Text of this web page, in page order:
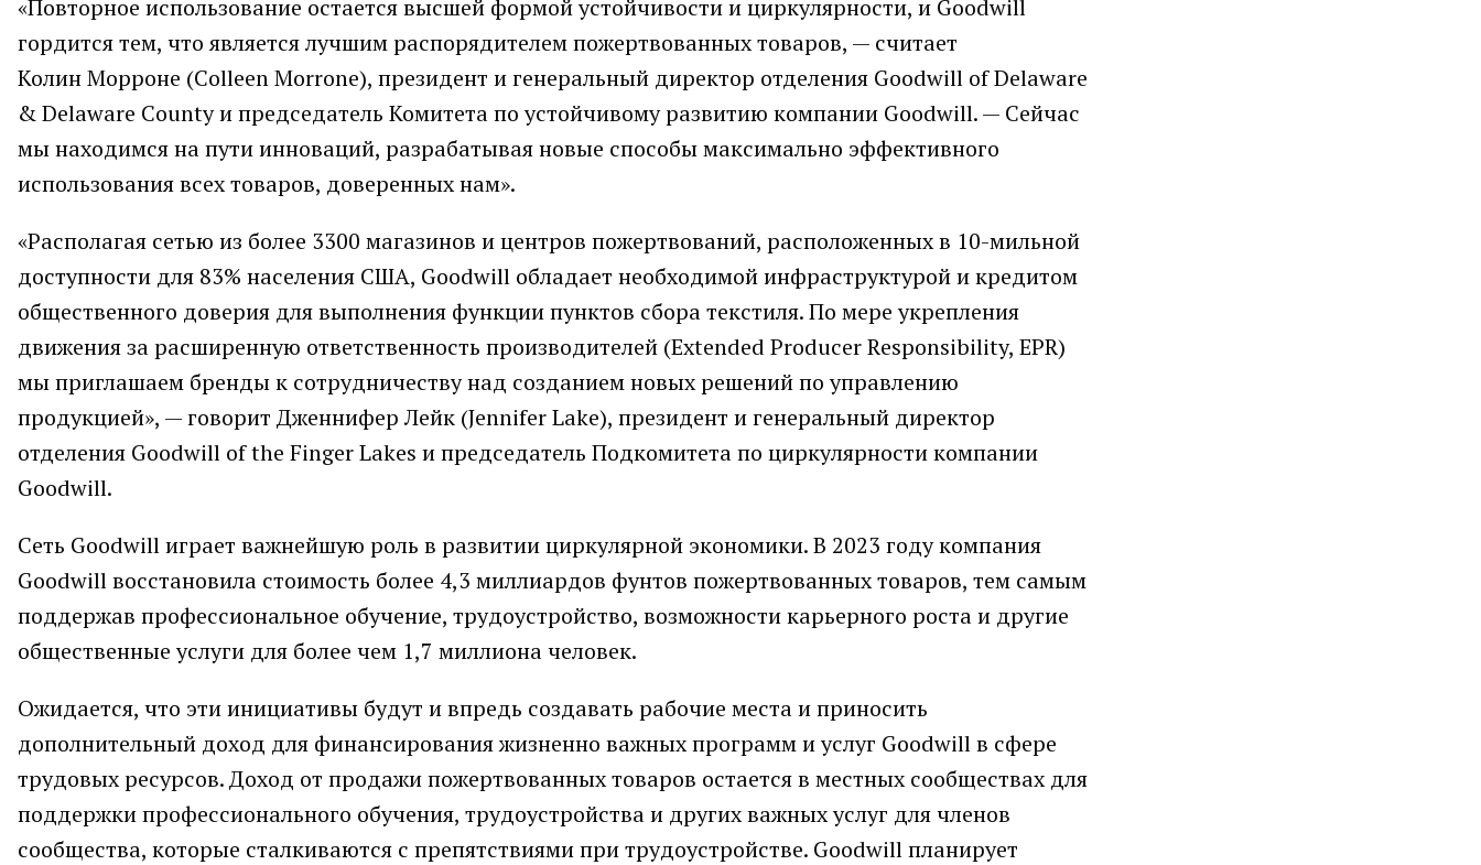
«Повторное использование остается высшей формой устойчивости и циркулярности, и Goodwill
гордится тем, что является лучшим распорядителем пожертвованных товаров, — считает
Колин Морроне (Colleen Morrone), президент и генеральный директор отделения Goodwill of Delaware
& Delaware County и председатель Комитета по устойчивому развитию компании Goodwill. — Сейчас
мы находимся на пути инноваций, разрабатывая новые способы максимально эффективного
использования всех товаров, доверенных нам».
«Располагая сетью из более 3300 магазинов и центров пожертвований, расположенных в 10-мильной
доступности для 83% населения США, Goodwill обладает необходимой инфраструктурой и кредитом
общественного доверия для выполнения функции пунктов сбора текстиля. По мере укрепления
движения за расширенную ответственность производителей (Еxtended Рroducer Responsibility, EPR)
мы приглашаем бренды к сотрудничеству над созданием новых решений по управлению
продукцией», — говорит Дженнифер Лейк (Jennifer Lake), президент и генеральный директор
отделения Goodwill of the Finger Lakes и председатель Подкомитета по циркулярности компании
Goodwill.
Сеть Goodwill играет важнейшую роль в развитии циркулярной экономики. В 2023 году компания
Goodwill восстановила стоимость более 4,3 миллиардов фунтов пожертвованных товаров, тем самым
поддержав профессиональное обучение, трудоустройство, возможности карьерного роста и другие
общественные услуги для более чем 1,7 миллиона человек.
Ожидается, что эти инициативы будут и впредь создавать рабочие места и приносить
дополнительный доход для финансирования жизненно важных программ и услуг Goodwill в сфере
трудовых ресурсов. Доход от продажи пожертвованных товаров остается в местных сообществах для
поддержки профессионального обучения, трудоустройства и других важных услуг для членов
сообщества, которые сталкиваются с препятствиями при трудоустройстве. Goodwill планирует